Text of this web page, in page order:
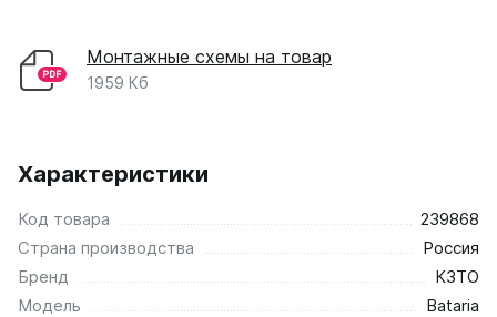
Монтажные схемы на товар
1959 Кб
Характеристики
Код товара
239868
Страна производства
Россия
Бренд
КЗТО
Модель
Bataria